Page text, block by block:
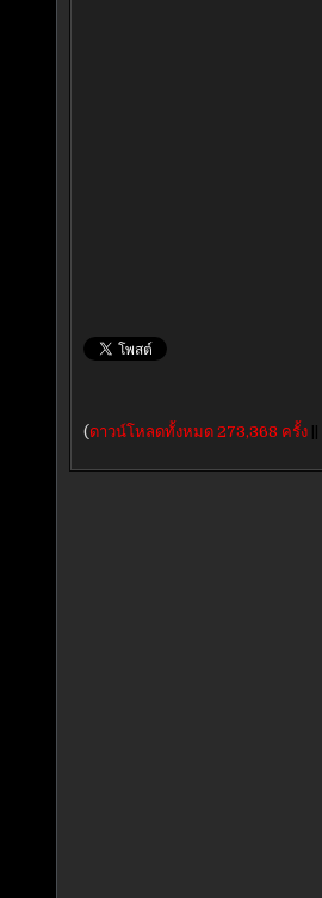
(ดาวน์โหลดทั้งหมด 273,368 ครั้ง